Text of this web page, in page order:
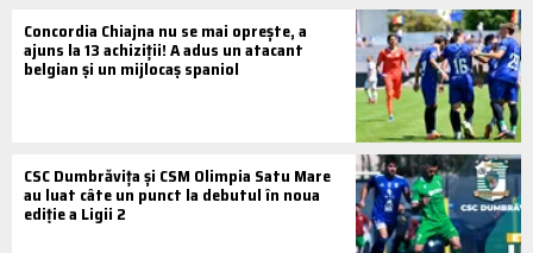
Concordia Chiajna nu se mai oprește, a
ajuns la 13 achiziții! A adus un atacant
belgian și un mijlocaș spaniol
CSC Dumbrăvița și CSM Olimpia Satu Mare
au luat câte un punct la debutul în noua
ediție a Ligii 2